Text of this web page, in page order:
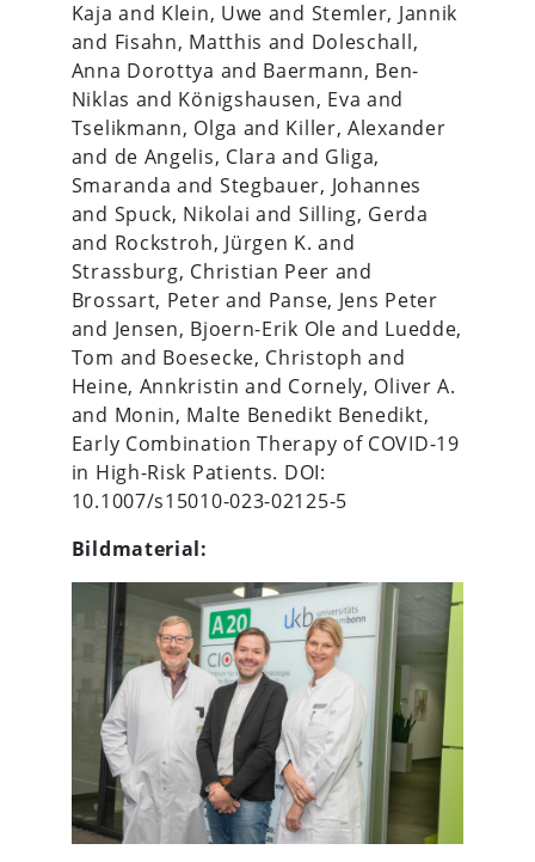
Kaja and Klein, Uwe and Stemler, Jannik
and Fisahn, Matthis and Doleschall,
Anna Dorottya and Baermann, Ben-
Niklas and Königshausen, Eva and
Tselikmann, Olga and Killer, Alexander
and de Angelis, Clara and Gliga,
Smaranda and Stegbauer, Johannes
and Spuck, Nikolai and Silling, Gerda
and Rockstroh, Jürgen K. and
Strassburg, Christian Peer and
Brossart, Peter and Panse, Jens Peter
and Jensen, Bjoern-Erik Ole and Luedde,
Tom and Boesecke, Christoph and
Heine, Annkristin and Cornely, Oliver A.
and Monin, Malte Benedikt Benedikt,
Early Combination Therapy of COVID-19
in High-Risk Patients. DOI:
10.1007/s15010-023-02125-5
Bildmaterial: